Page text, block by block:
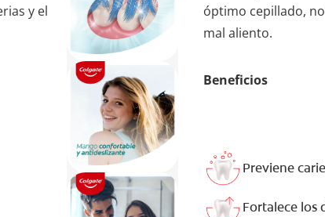
y el
óptimo cepillado,
mal aliento.
Beneficios
Previene
Fortalece los